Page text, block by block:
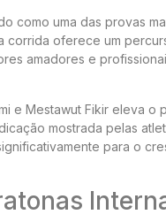
como uma das provas
oferece um
amadores e
e Mestawut Fikir eleva
mostrada pelas
para o